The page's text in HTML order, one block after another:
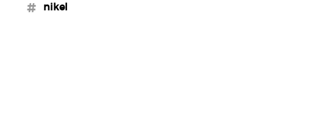
#nikel